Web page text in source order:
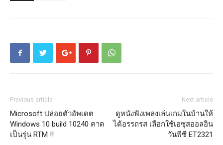
Previous article
Microsoft ปล่อยตัวอัพเดต
Windows 10 build 10240 คาด
เป็นรุ่น RTM !!
Next article
ดูหนังฟังเพลงเล่นเกมในบ้านให้
ได้อรรถรส เลือกใช้เอซุสออลอิน
วันพีซี ET2321